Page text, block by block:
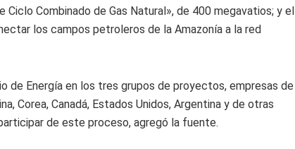
Combinado de Gas Natural», de 400 megavatios; y el
los campos petroleros de la Amazonía a la red
de Energía en los tres grupos de proyectos, empresas de
Corea, Canadá, Estados Unidos, Argentina y de otras
de este proceso, agregó la fuente.